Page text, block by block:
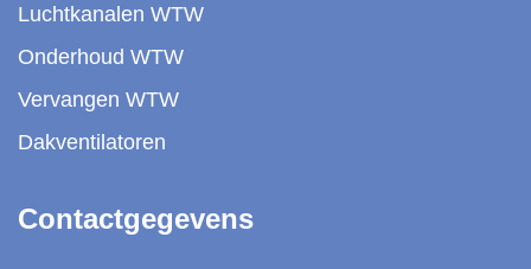
Luchtkanalen WTW
Onderhoud WTW
Vervangen WTW
Dakventilatoren
Contactgegevens